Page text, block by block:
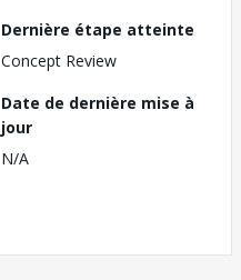
Dernière étape atteinte
Concept Review
Date de dernière mise à
jour
N/A